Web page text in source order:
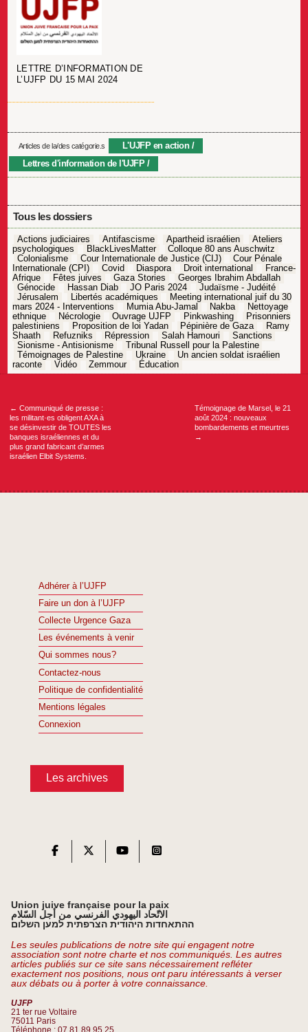
LETTRE D’INFORMATION DE
L’UJFP DU 15 MAI 2024
Articles de la/des catégorie.s
L'UJFP en action
Lettres d'information de l'UJFP
Tous les dossiers
Actions judiciaires Antifascisme Apartheid israélien
Ateliers
psychologiques
BlackLivesMatter
Colloque 80 ans Auschwitz
Colonialisme
Cour Internationale de Justice (CIJ)
Cour Pénale
Internationale (CPI)
Covid Diaspora Droit international
France-
Afrique
Fêtes juives Gaza Stories
Georges Ibrahim Abdallah
Génocide
Hassan Diab JO Paris 2024
Judaïsme - Judéité
Jérusalem
Libertés académiques
Meeting international juif du 30
mars 2024 - Interventions
Mumia Abu-Jamal Nakba
Nettoyage
ethnique
Nécrologie Ouvrage UJFP Pinkwashing
Prisonniers
palestiniens
Proposition de loi Yadan Pépinière de Gaza
Ramy
Shaath
Refuzniks Répression Salah Hamouri
Sanctions
Sionisme - Antisionisme
Tribunal Russell pour la Palestine
Témoignages de Palestine
Ukraine
Un ancien soldat israélien
raconte
Vidéo Zemmour Éducation
Navigation
← Communiqué de presse :
les militant·es obligent AXA à
se désinvestir de TOUTES les
banques israéliennes et du
plus grand fabricant d’armes
israélien Elbit Systems.
Témoignage de Marsel, le 21
août 2024 : nouveaux
bombardements et meurtres
→
Adhérer à l’UJFP
Faire un don à l’UJFP
Collecte Urgence Gaza
Les événements à venir
Qui sommes nous?
Contactez-nous
Politique de confidentialité
Mentions légales
Connexion
Les archives
Union juive française pour la paix
الاتّحاد اليهودي الفرنسي من أجل السّلام
ההתאחדות היהודית הצרפתית למען השלום
Les seules publications de notre site qui engagent notre
association sont notre charte et nos communiqués. Les autres
articles publiés sur ce site sans nécessairement refléter
exactement nos positions, nous ont paru intéressants à verser
aux débats ou à porter à votre connaissance.
UJFP
21 ter rue Voltaire
75011 Paris
Téléphone : 07 81 89 95 25